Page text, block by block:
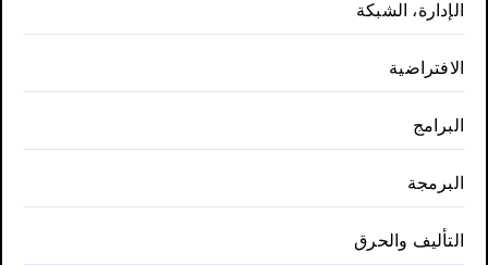
الإدارة، الشبكة
الافتراضية
البرامج
البرمجة
التأليف والحرق